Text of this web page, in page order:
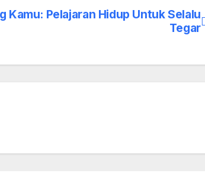
Kamu: Pelajaran Hidup Untuk Selalu
Tegar